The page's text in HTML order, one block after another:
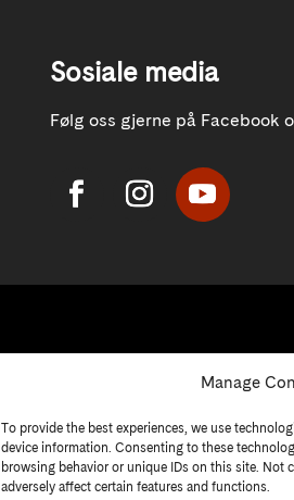
Manage
To provide the best experiences, we use
device information. Consenting to these
browsing behavior or unique IDs on this site. Not
adversely affect certain features and functions.
Sosiale media
Følg oss gjerne på Facebook